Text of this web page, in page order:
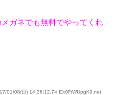
ガネでも無料でやってくれ
01/08(日) 14:26:12.74 ID:0FrWUpgK0.net